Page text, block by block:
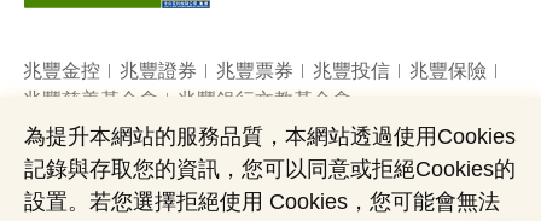
兆豐金控 兆豐證券 兆豐票券 兆豐投信
兆豐保險
兆豐慈善基金會
兆豐銀行文教基金會
網站導覽 法定公開揭露事項
機構投資人盡職治理
隱私權聲明
共同行銷專區 國內外幣清算
為提升本網站的服務品質，本網站透過使用Cookies
記錄與存取您的資訊，您可以同意或拒絕Cookies的
設置。若您選擇拒絕使用 Cookies，您可能會無法